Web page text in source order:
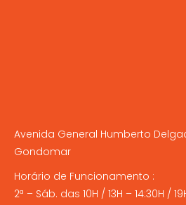
Avenida General Humberto
Gondomar
Horário de Funcionamento :
2ª – Sáb. das 10H / 13H – 14:30H /